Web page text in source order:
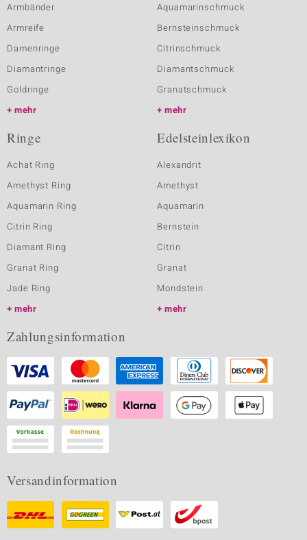
Armbänder
Armreife
Damenringe
Diamantringe
Goldringe
mehr
Aquamarinschmuck
Bernsteinschmuck
Citrinschmuck
Diamantschmuck
Granatschmuck
mehr
Ringe
Achat Ring
Amethyst Ring
Aquamarin Ring
Citrin Ring
Diamant Ring
Granat Ring
Jade Ring
mehr
Edelsteinlexikon
Alexandrit
Amethyst
Aquamarin
Bernstein
Citrin
Granat
Mondstein
mehr
Zahlungsinformation
Versandinformation